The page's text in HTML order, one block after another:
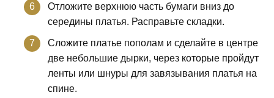
Отложите верхнюю часть бумаги вниз до
середины платья. Расправьте складки.
Сложите платье пополам и сделайте в центре
две небольшие дырки, через которые пройдут
ленты или шнуры для завязывания платья на
спине.